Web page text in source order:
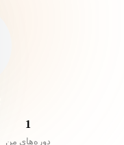
1
دوره‌های من